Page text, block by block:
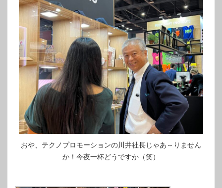
おや、テクノプロモーションの川井社長じゃあ～りません
か！今夜一杯どうですか（笑）